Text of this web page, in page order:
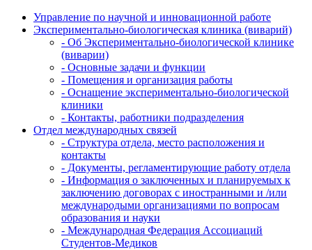
Управление по научной и инновационной работе
Экспериментально-биологическая клиника (виварий)
- Об Экспериментально-биологической клинике
(виварии)
- Основные задачи и функции
- Помещения и организация работы
- Оснащение экспериментально-биологической
клиники
- Контакты, работники подразделения
Отдел международных связей
- Структура отдела, место расположения и
контакты
- Документы, регламентирующие работу отдела
- Информация о заключенных и планируемых к
заключению договорах с иностранными и /или
международыми организациями по вопросам
образования и науки
- Международная Федерация Ассоциаций
Студентов-Медиков